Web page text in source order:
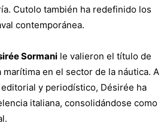
Cutolo también ha redefinido los
contemporánea.
Sormani le valieron el título de
en el sector de la náutica. A
y periodístico, Désirée ha
italiana, consolidándose como